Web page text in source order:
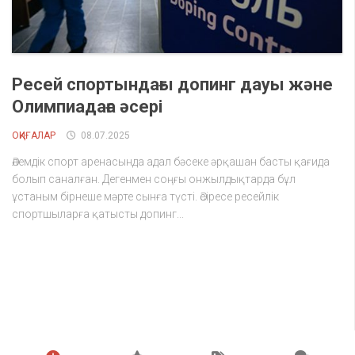
Ресей спортындағы допинг дауы және
Олимпиадаға әсері
ОҚИҒАЛАР 08.07.2025
Әлемдік спорт аренасында адал бәсеке әрқашан басты қағида
болып саналған. Дегенмен соңғы онжылдықтарда бұл
ұстаным бірнеше мәрте сынға түсті. Әсіресе ресейлік
спортшыларға қатысты допинг...